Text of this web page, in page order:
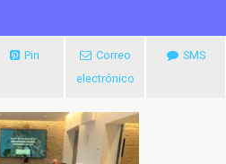
Pin
Correo
electrónico
SMS